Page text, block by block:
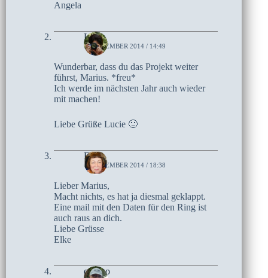
Angela
Lucie
7. NOVEMBER 2014 / 14:49
Wunderbar, dass du das Projekt weiter
führst, Marius. *freu*
Ich werde im nächsten Jahr auch wieder
mit machen!
Liebe Grüße Lucie 🙂
Elke
6. NOVEMBER 2014 / 18:38
Lieber Marius,
Macht nichts, es hat ja diesmal geklappt.
Eine mail mit den Daten für den Ring ist
auch raus an dich.
Liebe Grüsse
Elke
czoczo